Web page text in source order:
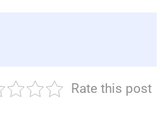
Rate this post